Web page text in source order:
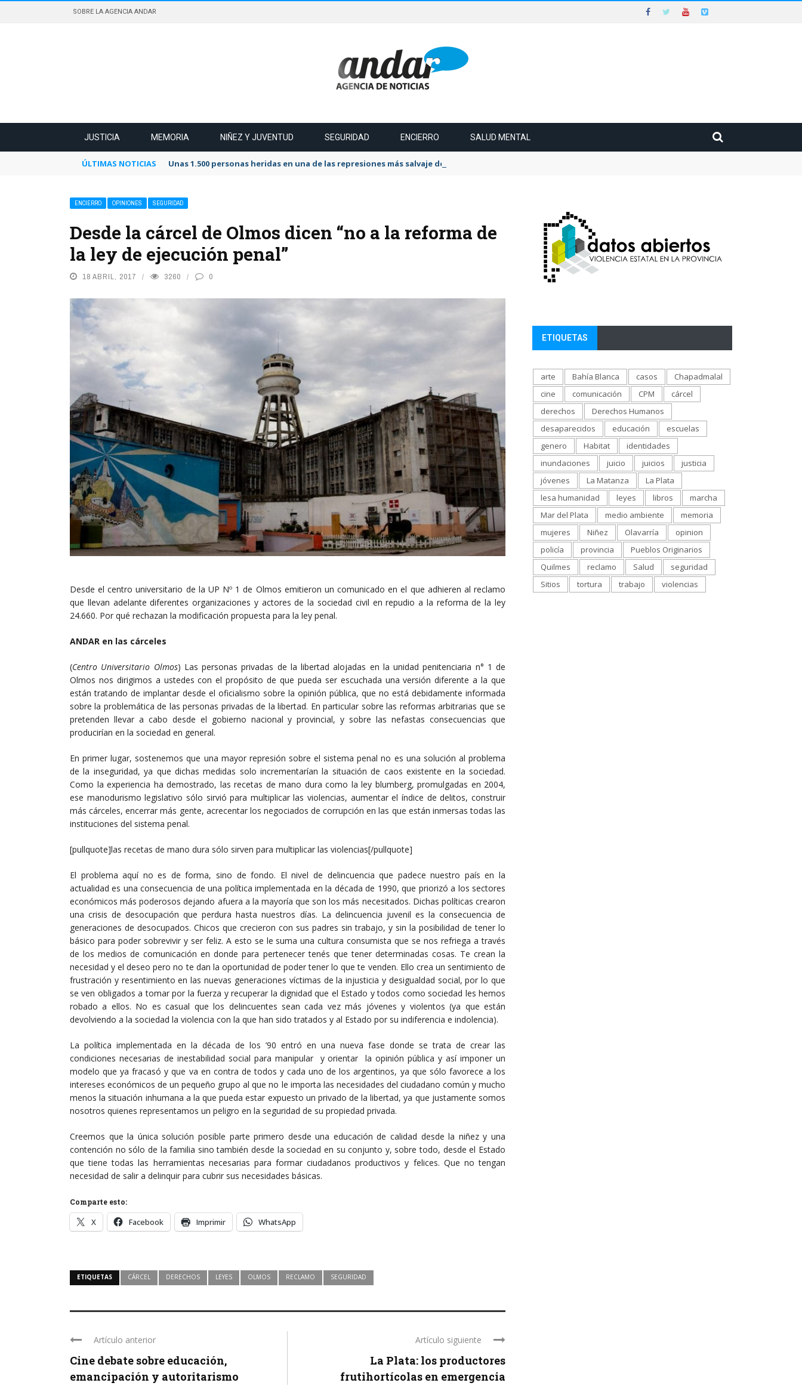
SOBRE LA AGENCIA ANDAR
JUSTICIA MEMORIA NIÑEZ Y JUVENTUD SEGURIDAD ENCIERRO SALUD MENTAL
ÚLTIMAS NOTICIAS Unas 1.500 personas heridas en una de las represiones más salvaje del último tiempo
ENCIERRO OPINIONES SEGURIDAD
Desde la cárcel de Olmos dicen “no a la reforma de
la ley de ejecución penal”
18 ABRIL, 2017 3260 0
Desde el centro universitario de la UP Nº 1 de Olmos emitieron un comunicado en el que adhieren al reclamo
que llevan adelante diferentes organizaciones y actores de la sociedad civil en repudio a la reforma de la ley
24.660. Por qué rechazan la modificación propuesta para la ley penal.
ANDAR en las cárceles
(Centro Universitario Olmos) Las personas privadas de la libertad alojadas en la unidad penitenciaria n° 1 de
Olmos nos dirigimos a ustedes con el propósito de que pueda ser escuchada una versión diferente a la que
están tratando de implantar desde el oficialismo sobre la opinión pública, que no está debidamente informada
sobre la problemática de las personas privadas de la libertad. En particular sobre las reformas arbitrarias que se
pretenden llevar a cabo desde el gobierno nacional y provincial, y sobre las nefastas consecuencias que
producirían en la sociedad en general.
En primer lugar, sostenemos que una mayor represión sobre el sistema penal no es una solución al problema
de la inseguridad, ya que dichas medidas solo incrementarían la situación de caos existente en la sociedad.
Como la experiencia ha demostrado, las recetas de mano dura como la ley blumberg, promulgadas en 2004,
ese manodurismo legislativo sólo sirvió para multiplicar las violencias, aumentar el índice de delitos, construir
más cárceles, encerrar más gente, acrecentar los negociados de corrupción en las que están inmersas todas las
instituciones del sistema penal.
[pullquote]las recetas de mano dura sólo sirven para multiplicar las violencias[/pullquote]
El problema aquí no es de forma, sino de fondo. El nivel de delincuencia que padece nuestro país en la
actualidad es una consecuencia de una política implementada en la década de 1990, que priorizó a los sectores
económicos más poderosos dejando afuera a la mayoría que son los más necesitados. Dichas políticas crearon
una crisis de desocupación que perdura hasta nuestros días. La delincuencia juvenil es la consecuencia de
generaciones de desocupados. Chicos que crecieron con sus padres sin trabajo, y sin la posibilidad de tener lo
básico para poder sobrevivir y ser feliz. A esto se le suma una cultura consumista que se nos refriega a través
de los medios de comunicación en donde para pertenecer tenés que tener determinadas cosas. Te crean la
necesidad y el deseo pero no te dan la oportunidad de poder tener lo que te venden. Ello crea un sentimiento de
frustración y resentimiento en las nuevas generaciones víctimas de la injusticia y desigualdad social, por lo que
se ven obligados a tomar por la fuerza y recuperar la dignidad que el Estado y todos como sociedad les hemos
robado a ellos. No es casual que los delincuentes sean cada vez más jóvenes y violentos (ya que están
devolviendo a la sociedad la violencia con la que han sido tratados y al Estado por su indiferencia e indolencia).
La política implementada en la década de los ’90 entró en una nueva fase donde se trata de crear las
condiciones necesarias de inestabilidad social para manipular y orientar la opinión pública y así imponer un
modelo que ya fracasó y que va en contra de todos y cada uno de los argentinos, ya que sólo favorece a los
intereses económicos de un pequeño grupo al que no le importa las necesidades del ciudadano común y mucho
menos la situación inhumana a la que pueda estar expuesto un privado de la libertad, ya que justamente somos
nosotros quienes representamos un peligro en la seguridad de su propiedad privada.
Creemos que la única solución posible parte primero desde una educación de calidad desde la niñez y una
contención no sólo de la familia sino también desde la sociedad en su conjunto y, sobre todo, desde el Estado
que tiene todas las herramientas necesarias para formar ciudadanos productivos y felices. Que no tengan
necesidad de salir a delinquir para cubrir sus necesidades básicas.
Comparte esto:
X Facebook Imprimir WhatsApp
ETIQUETAS CÁRCEL DERECHOS LEYES OLMOS RECLAMO SEGURIDAD
Artículo anterior
Cine debate sobre educación,
emancipación y autoritarismo
Artículo siguiente
La Plata: los productores
frutihortícolas en emergencia
ETIQUETAS
arte Bahía Blanca casos
Chapadmalal
cine
comunicación CPM
cárcel
derechos
Derechos Humanos
desaparecidos
educación
escuelas
genero
Habitat
identidades
inundaciones
juicio juicios
justicia
jóvenes
La Matanza
La Plata
lesa humanidad
leyes libros
marcha
Mar del Plata
medio ambiente
memoria
mujeres
Niñez Olavarría
opinion
policía
provincia
Pueblos Originarios
Quilmes
reclamo Salud
seguridad
Sitios
tortura trabajo violencias